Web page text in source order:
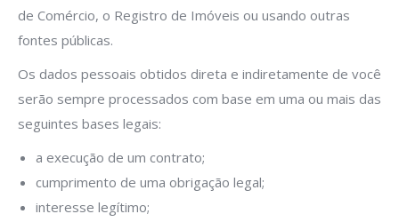
de Comércio, o Registro de Imóveis ou usando outras
fontes públicas.
Os dados pessoais obtidos direta e indiretamente de você
serão sempre processados com base em uma ou mais das
seguintes bases legais:
a execução de um contrato;
cumprimento de uma obrigação legal;
interesse legítimo;